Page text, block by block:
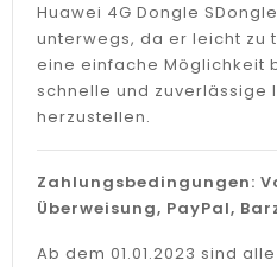
Huawei 4G Dongle
unterwegs, da er leicht zu
eine einfache Möglichkeit
schnelle und zuverlässige
herzustellen.
Zahlungsbedingungen:
Überweisung, PayPal,
Ab dem 01.01.2023 sind